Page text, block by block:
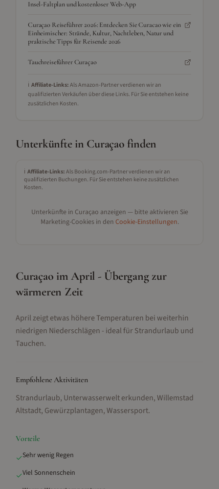
Insel-Faltplan und kostenloser Web-App
Curaçao Reiseführer 2026: Entdecken Sie Curacao wie ein
Einheimischer: Strände, Kultur, Nachtleben, Natur und
praktische Tipps für Reisende 2026
Tauchreiseführer Curaçao
ℹ️ Affiliate-Links:Als Amazon-Partner verdienen wir an
qualifizierten Verkäufen über diese Links. Für Sie entstehen keine
zusätzlichen Kosten.
Unterkünfte in Curaçao finden
ℹ️ Affiliate-Links:Als Booking.com-Partner verdienen wir an
qualifizierten Buchungen. Für Sie entstehen keine zusätzlichen
Kosten.
Unterkünfte in Curaçao anzeigen — bitte aktivieren Sie
Marketing-Cookies in den Cookie-Einstellungen.
Curaçao im April - Übergang zur
wärmeren Zeit
April zeigt etwas höhere Temperaturen bei weiterhin
niedrigen Niederschlägen - ideal für Strandurlaub und
Tauchen.
Empfohlene Aktivitäten
Strandurlaub, Unterwasserwelt erkunden, Willemstad
Altstadt, Gewürzplantagen, Wassersport.
Vorteile
✓Sehr wenig Regen
✓Viel Sonnenschein